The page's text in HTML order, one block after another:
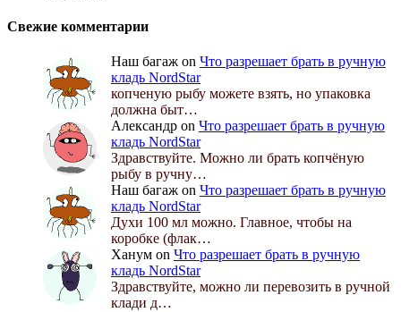
Свежие комментарии
Наш багаж on Что разрешает брать в ручную
кладь NordStar
копченую рыбу можете взять, но упаковка
должна быт…
Александр on Что разрешает брать в ручную
кладь NordStar
Здравствуйте. Можно ли брать копчёную
рыбу в ручну…
Наш багаж on Что разрешает брать в ручную
кладь NordStar
Духи 100 мл можно. Главное, чтобы на
коробке (флак…
Ханум on Что разрешает брать в ручную
кладь NordStar
Здравствуйте, можно ли перевозить в ручной
клади д…